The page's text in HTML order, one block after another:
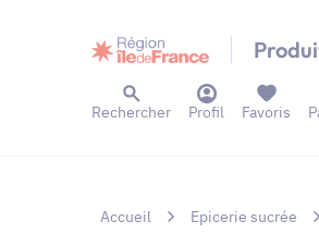
Rechercher Profil Favoris
Accueil Epicerie sucrée